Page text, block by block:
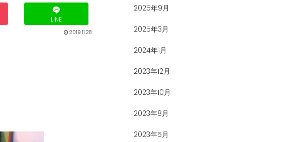
LINE
2019.11.28
2025年9月
2025年3月
2024年1月
2023年12月
2023年10月
2023年8月
2023年5月